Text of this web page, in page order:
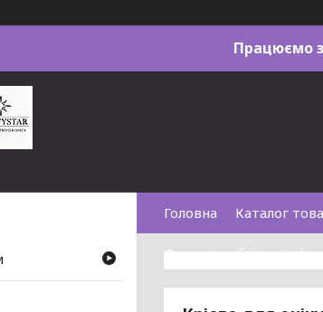
Працюємо
Головна Каталог
Договір публічної